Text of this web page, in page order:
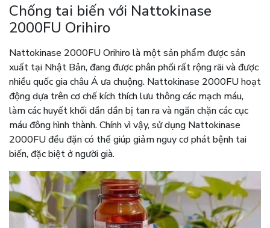
Chống tai biến với Nattokinase
2000FU Orihiro
Nattokinase 2000FU Orihiro là một sản phẩm được sản
xuất tại Nhật Bản, đang được phân phối rất rộng rãi và được
nhiều quốc gia châu Á ưa chuộng. Nattokinase 2000FU hoạt
động dựa trên cơ chế kích thích lưu thông các mạch máu,
làm các huyết khối dần dần bị tan ra và ngăn chặn các cục
máu đông hình thành. Chính vì vậy, sử dụng Nattokinase
2000FU đều đặn có thể giúp giảm nguy cơ phát bệnh tai
biến, đặc biệt ở người già.